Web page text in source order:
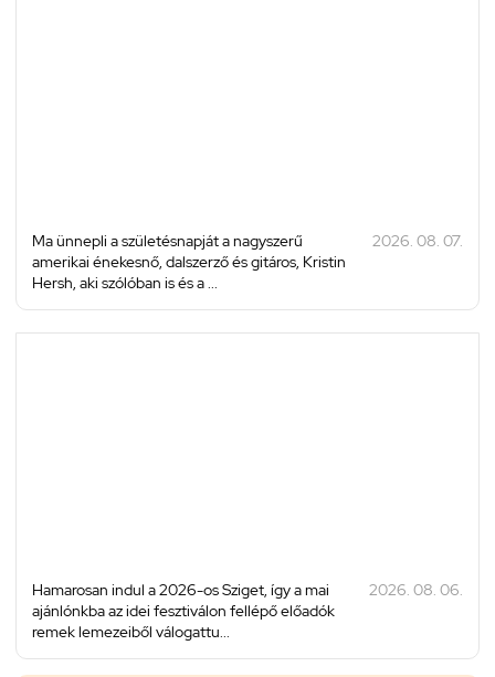
Ma ünnepli a születésnapját a nagyszerű
amerikai énekesnő, dalszerző és gitáros, Kristin
Hersh, aki szólóban is és a ...
2026. 08. 07.
Hamarosan indul a 2026-os Sziget, így a mai
ajánlónkba az idei fesztiválon fellépő előadók
remek lemezeiből válogattu...
2026. 08. 06.